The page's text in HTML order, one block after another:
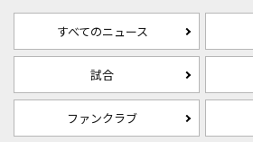
すべてのニュース
試合
ファンクラブ